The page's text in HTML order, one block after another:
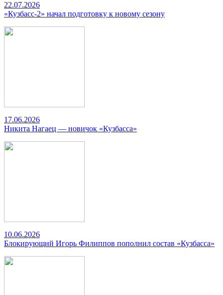
22.07.2026
«Кузбасс-2» начал подготовку к новому сезону
17.06.2026
Никита Нагаец — новичок «Кузбасса»
10.06.2026
Блокирующий Игорь Филиппов пополнил состав «Кузбасса»